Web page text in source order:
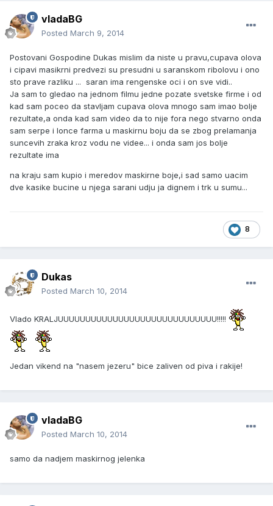
vladaBG
Posted March 9, 2014
Postovani Gospodine Dukas mislim da niste u pravu,cupava olova
i cipavi masikrni predvezi su presudni u saranskom ribolovu i ono
sto prave razliku ... saran ima rengenske oci i on sve vidi..
Ja sam to gledao na jednom filmu jedne pozate svetske firme i od
kad sam poceo da stavljam cupava olova mnogo sam imao bolje
rezultate,a onda kad sam video da to nije fora nego stvarno onda
sam serpe i lonce farma u maskirnu boju da se zbog prelamanja
suncevih zraka kroz vodu ne videe... i onda sam jos bolje
rezultate ima
na kraju sam kupio i meredov maskirne boje,i sad samo uacim
dve kasike bucine u njega sarani udju ja dignem i trk u sumu...
8
Dukas
Posted March 10, 2014
Vlado KRALJUUUUUUUUUUUUUUUUUUUUUUUUUUUUU!!!!!
Jedan vikend na "nasem jezeru" bice zaliven od piva i rakije!
vladaBG
Posted March 10, 2014
samo da nadjem maskirnog jelenka